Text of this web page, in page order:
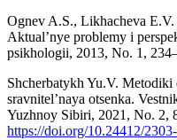
Ognev A.S., Likhacheva
Aktual’nye problemy i
psikhologii, 2013, No. 1,
Shcherbatykh Yu.V.
sravnitel’naya otsenka.
Yuzhnoy Sibiri, 2021, No. 2,
https://doi.org/10.24412/